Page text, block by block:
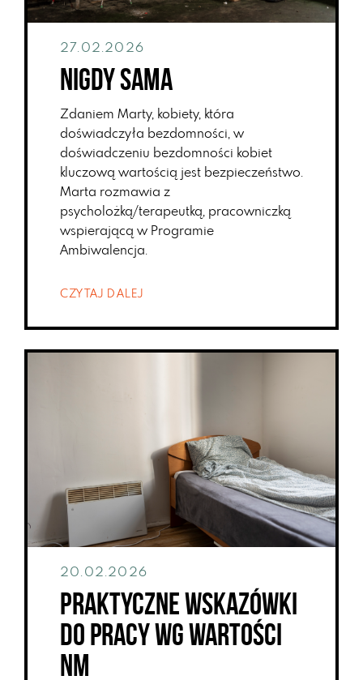
27.02.2026
Nigdy sama
Zdaniem Marty, kobiety, która
doświadczyła bezdomności, w
doświadczeniu bezdomności kobiet
kluczową wartością jest bezpieczeństwo.
Marta rozmawia z
psycholożką/terapeutką, pracowniczką
wspierającą w Programie
Ambiwalencja.
CZYTAJ DALEJ
20.02.2026
Praktyczne wskazówki
do pracy wg wartości
NM